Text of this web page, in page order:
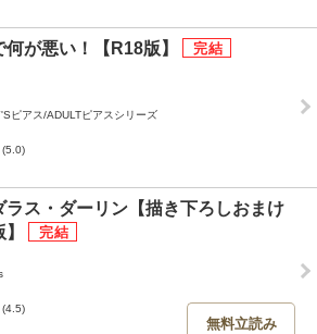
何が悪い！【R18版】
ピアス/ADULTピアスシリーズ
(5.0)
ラス・ダーリン【描き下ろしおまけ
(4.5)
無料立読み